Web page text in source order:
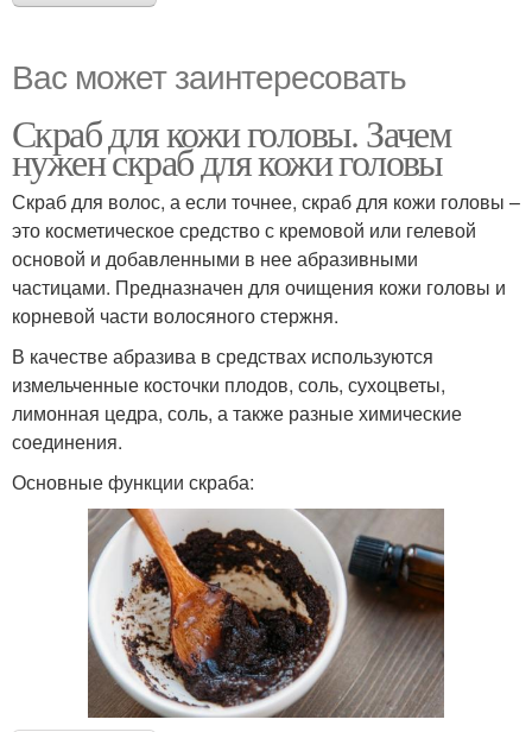
Вас может заинтересовать
Скраб для кожи головы. Зачем
нужен скраб для кожи головы
Скраб для волос, а если точнее, скраб для кожи головы –
это косметическое средство с кремовой или гелевой
основой и добавленными в нее абразивными
частицами. Предназначен для очищения кожи головы и
корневой части волосяного стержня.
В качестве абразива в средствах используются
измельченные косточки плодов, соль, сухоцветы,
лимонная цедра, соль, а также разные химические
соединения.
Основные функции скраба: